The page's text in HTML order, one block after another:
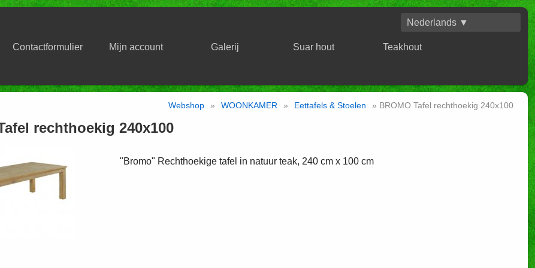
Nederlands ▼
Contactformulier Mijn account Galerij Suar hout Teakhout
Webshop » WOONKAMER » Eettafels & Stoelen » BROMO Tafel rechthoekig 240x100
rechthoekig 240x100
"Bromo" Rechthoekige tafel in natuur teak, 240 cm x 100 cm